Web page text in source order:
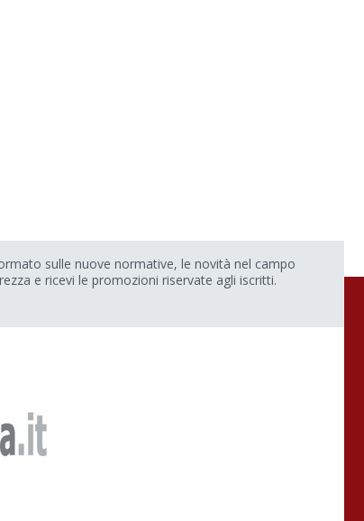
sulle nuove normative, le novità nel campo
e ricevi le promozioni riservate agli iscritti.